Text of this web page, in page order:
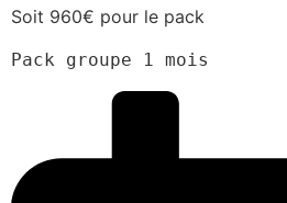
Soit 960€ pour le pack
Pack groupe 1 mois